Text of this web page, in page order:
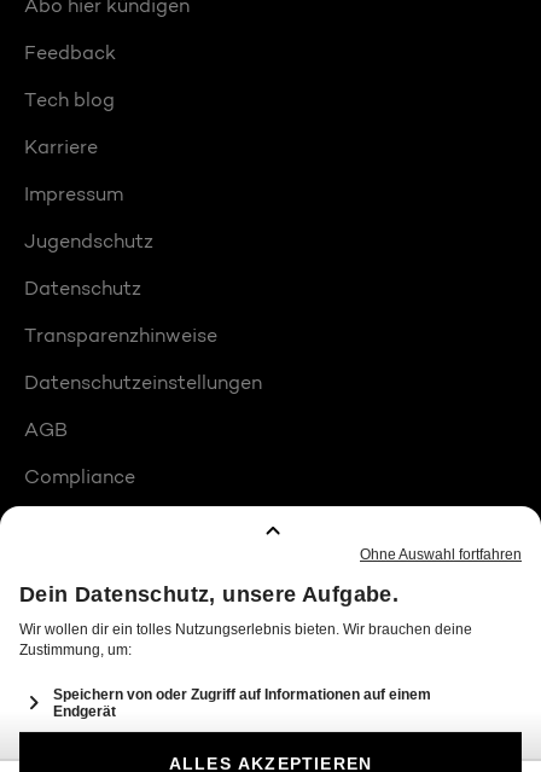
Abo hier kündigen
Feedback
Tech blog
Karriere
Impressum
Jugendschutz
Datenschutz
Transparenzhinweise
Datenschutzeinstellungen
AGB
Compliance